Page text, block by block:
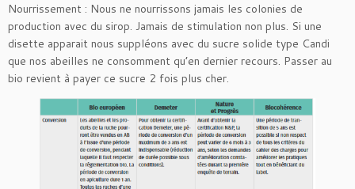
Nourrissement : Nous ne nourrissons jamais les colonies de
production avec du sirop. Jamais de stimulation non plus. Si une
disette apparait nous suppléons avec du sucre solide type Candi
que nos abeilles ne consomment qu’en dernier recours. Passer au
bio revient à payer ce sucre 2 fois plus cher.